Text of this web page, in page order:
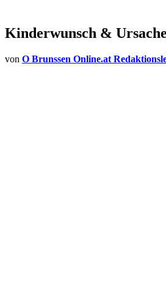
Kinderwunsch &
von O Brunssen Online.at